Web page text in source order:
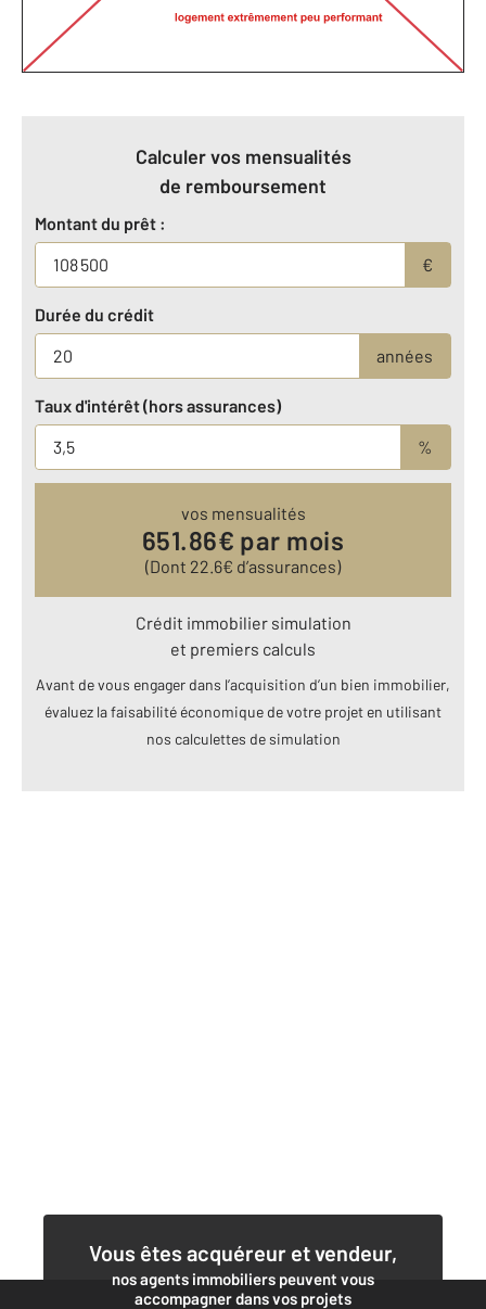
Calculer vos mensualités
de remboursement
Montant du prêt :
€
Durée du crédit
années
Taux d'intérêt (hors assurances)
%
vos mensualités
651.86€ par mois
(Dont 22.6€ d’assurances)
Crédit immobilier simulation
et premiers calculs
Avant de vous engager dans l’acquisition d’un bien immobilier,
évaluez la faisabilité économique de votre projet en utilisant
nos calculettes de simulation
Vous êtes acquéreur et vendeur,
nos agents immobiliers peuvent vous
accompagner dans vos projets